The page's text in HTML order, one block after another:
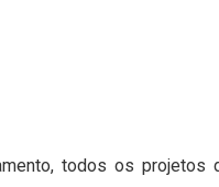
todos os projetos